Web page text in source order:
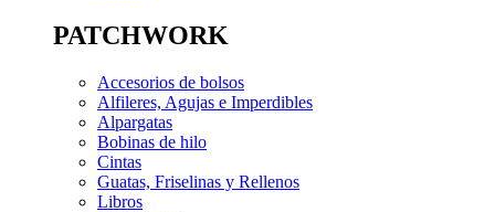
PATCHWORK
Accesorios de bolsos
Alfileres, Agujas e Imperdibles
Alpargatas
Bobinas de hilo
Cintas
Guatas, Friselinas y Rellenos
Libros